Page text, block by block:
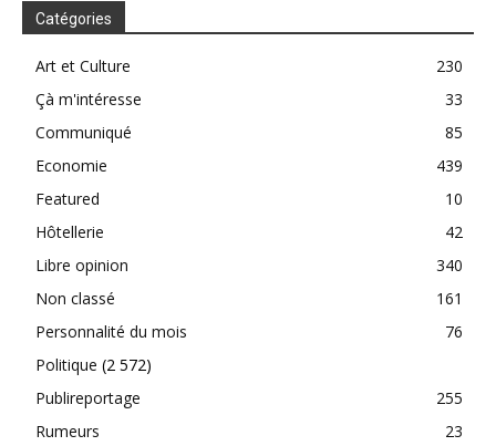
Catégories
Art et Culture
230
Çà m'intéresse
33
Communiqué
85
Economie
439
Featured
10
Hôtellerie
42
Libre opinion
340
Non classé
161
Personnalité du mois
76
Politique (2 572)
Publireportage
255
Rumeurs
23